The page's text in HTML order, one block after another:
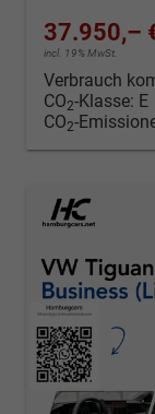
37.950,–
incl. 19% MwSt.
Verbrauch
CO2-Klasse: E
CO2-